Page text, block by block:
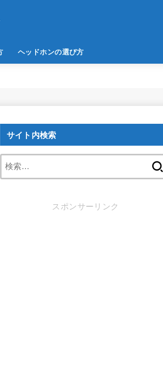
ヘッドホンの選び方
サイト内検索
索:
スポンサーリンク